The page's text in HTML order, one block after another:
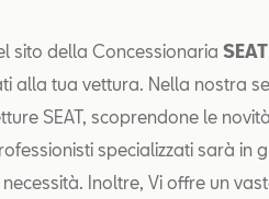
sito della Concessionaria
alla tua vettura. Nella nostra
SEAT, scoprendone le
specializzati sarà in
Inoltre, Vi offre un